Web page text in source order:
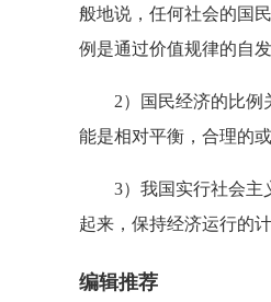
般地说，任何社会的国
例是通过价值规律的自
2）国民经济的比例关
能是相对平衡，合理的
3）我国实行社会主义
起来，保持经济运行的
编辑推荐